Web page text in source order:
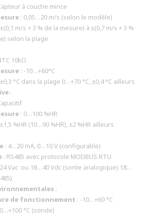
à couche mince
: 0,05…20 m/s (selon le modèle)
m/s + 3 % de la mesure) à ±(0,7 m/s + 3 %
selon la plage
10kΩ
: -10…+60°C
°C dans la plage 0…+70 °C, ±0,4 °C ailleurs
:
: 0…100 %HR
%HR (10…90 %HR), ±2 %HR ailleurs
: 4…20 mA, 0…10 V (configurable)
: RS485 avec protocole MODBUS RTU
Vac ou 18…40 Vdc (sortie analogique) 18…
:
de fonctionnement : -10…+60 °C
°C (sonde)